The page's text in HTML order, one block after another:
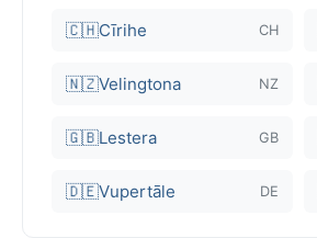
🇨🇭Cīrihe CH
🇳🇿Velingtona NZ
🇬🇧Lestera GB
🇩🇪Vupertāle DE